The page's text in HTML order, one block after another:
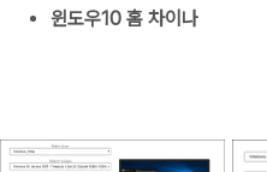
윈도우10 홈 차이나